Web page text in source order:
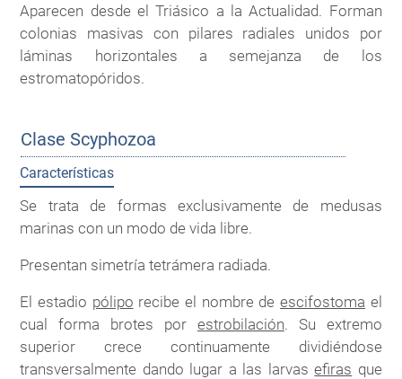
Aparecen desde el Triásico a la Actualidad. Forman
colonias masivas con pilares radiales unidos por
láminas horizontales a semejanza de los
estromatopóridos.
Clase Scyphozoa
Características
Se trata de formas exclusivamente de medusas
marinas con un modo de vida libre.
Presentan simetría tetrámera radiada.
El estadio pólipo recibe el nombre deescifostoma el
cual forma brotes por estrobilación. Su extremo
superior crece continuamente dividiéndose
transversalmente dando lugar a las larvasefiras que